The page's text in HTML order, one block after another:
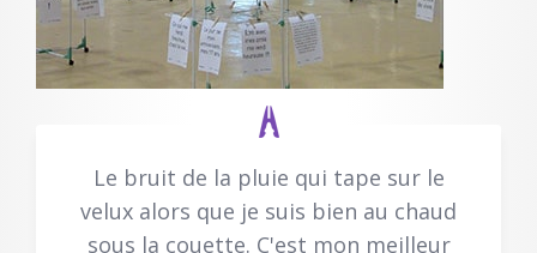
Le bruit de la pluie qui tape sur le
velux alors que je suis bien au chaud
sous la couette. C'est mon meilleur